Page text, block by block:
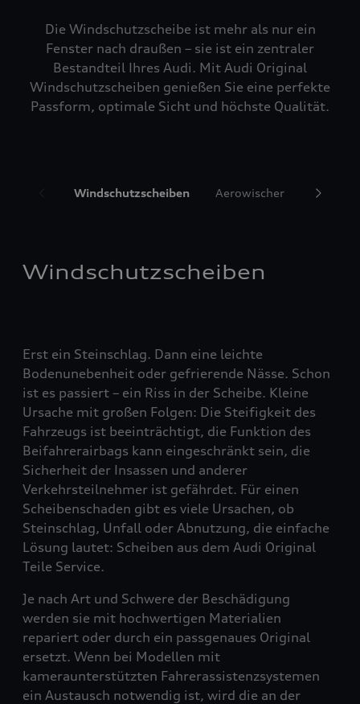
Die Windschutzscheibe ist mehr als nur ein
Fenster nach draußen – sie ist ein zentraler
Bestandteil Ihres Audi. Mit Audi Original
Windschutzscheiben genießen Sie eine perfekte
Passform, optimale Sicht und höchste Qualität.
Windschutzscheiben Aerowischer
Windschutzscheiben
Erst ein Steinschlag. Dann eine leichte
Bodenunebenheit oder gefrierende Nässe. Schon
ist es passiert – ein Riss in der Scheibe. Kleine
Ursache mit großen Folgen: Die Steifigkeit des
Fahrzeugs ist beeinträchtigt, die Funktion des
Beifahrerairbags kann eingeschränkt sein, die
Sicherheit der Insassen und anderer
Verkehrsteilnehmer ist gefährdet. Für einen
Scheibenschaden gibt es viele Ursachen, ob
Steinschlag, Unfall oder Abnutzung, die einfache
Lösung lautet: Scheiben aus dem Audi Original
Teile Service.
Je nach Art und Schwere der Beschädigung
werden sie mit hochwertigen Materialien
repariert oder durch ein passgenaues Original
ersetzt. Wenn bei Modellen mit
kameraunterstützten Fahrerassistenzsystemen
ein Austausch notwendig ist, wird die an der